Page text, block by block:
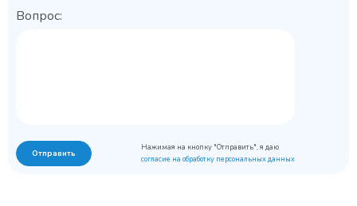
Вопрос:
Отправить
Нажимая на кнопку "Отправить", я даю
согласие на обработку персональных данных